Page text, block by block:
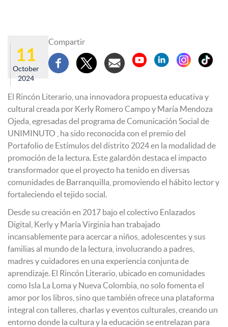
11
October
2024
Compartir
El Rincón Literario, una innovadora propuesta educativa y
cultural creada por Kerly Romero Campo y María Mendoza
Ojeda, egresadas del programa de Comunicación Social de
UNIMINUTO , ha sido reconocida con el premio del
Portafolio de Estímulos del distrito 2024 en la modalidad de
promoción de la lectura. Este galardón destaca el impacto
transformador que el proyecto ha tenido en diversas
comunidades de Barranquilla, promoviendo el hábito lector y
fortaleciendo el tejido social.
Desde su creación en 2017 bajo el colectivo Enlazados
Digital, Kerly y María Virginia han trabajado
incansablemente para acercar a niños, adolescentes y sus
familias al mundo de la lectura, involucrando a padres,
madres y cuidadores en una experiencia conjunta de
aprendizaje. El Rincón Literario, ubicado en comunidades
como Isla La Loma y Nueva Colombia, no solo fomenta el
amor por los libros, sino que también ofrece una plataforma
integral con talleres, charlas y eventos culturales, creando un
entorno donde la cultura y la educación se entrelazan para